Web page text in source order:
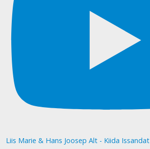
Liis Marie & Hans Joosep Alt - Kiida Issandat